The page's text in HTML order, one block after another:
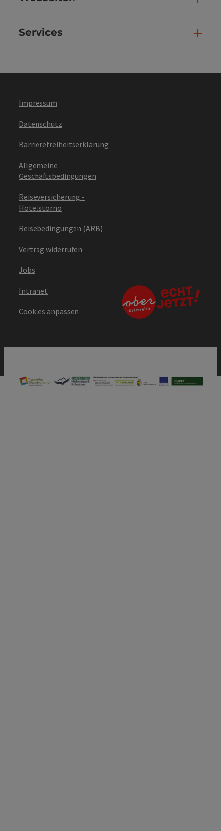
Services
Impressum
Datenschutz
Barrierefreiheitserklärung
Allgemeine
Geschäftsbedingungen
Reiseversicherung -
Hotelstorno
Reisebedingungen (ARB)
Vertrag widerrufen
Jobs
Intranet
Cookies anpassen